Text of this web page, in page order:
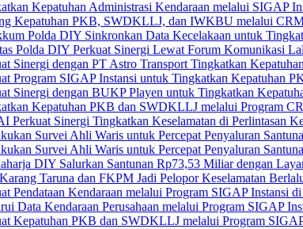
Kepatuhan Administrasi Kendaraan melalui SIGAP
Kepatuhan PKB, SWDKLLJ, dan IWKBU melalui
Polda DIY Sinkronkan Data Kecelakaan untuk
Polda DIY Perkuat Sinergi Lewat Forum Komunikasi
Sinergi dengan PT Astro Transport Tingkatkan
Program SIGAP Instansi untuk Tingkatkan Kepatuhan
Sinergi dengan BUKP Playen untuk Tingkatkan
Kepatuhan PKB dan SWDKLLJ melalui Program
Perkuat Sinergi Tingkatkan Keselamatan di Perlintasan
Survei Ahli Waris untuk Percepat Penyaluran
Survei Ahli Waris untuk Percepat Penyaluran
DIY Salurkan Santunan Rp73,53 Miliar dengan
Taruna dan FKPM Jadi Pelopor Keselamatan
Pendataan Kendaraan melalui Program SIGAP Instansi
Data Kendaraan Perusahaan melalui Program SIGAP
Kepatuhan PKB dan SWDKLLJ melalui Program